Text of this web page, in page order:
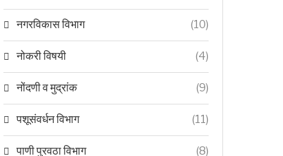
नगरविकास विभाग (10)
नोकरी विषयी (4)
नोंदणी व मुद्रांक (9)
पशूसंवर्धन विभाग (11)
पाणी पुरवठा विभाग (8)